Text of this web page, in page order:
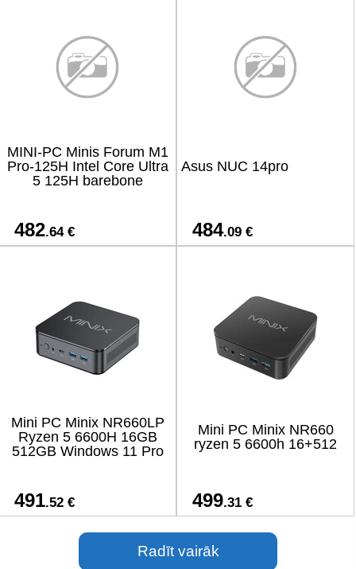
MINI-PC Minis Forum M1
Pro-125H Intel Core Ultra
5 125H barebone
482.64 €
Asus NUC 14pro
484.09 €
Mini PC Minix NR660LP
Ryzen 5 6600H 16GB
512GB Windows 11 Pro
491.52 €
Mini PC Minix NR660
ryzen 5 6600h 16+512
499.31 €